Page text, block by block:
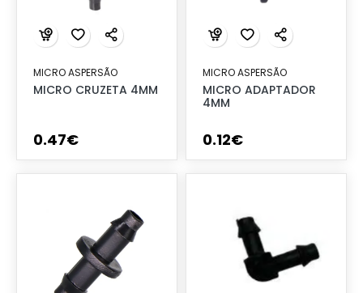
MICRO ASPERSÃO
MICRO CRUZETA 4MM
0.47€
MICRO ASPERSÃO
MICRO ADAPTADOR
4MM
0.12€